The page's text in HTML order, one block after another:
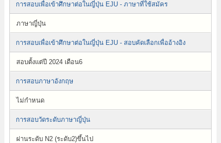
การสอบเพื่อเข้าศึกษาต่อในญี่ปุ่น EJU - ภาษาที่ใช้สมัคร
ภาษาญี่ปุ่น
การสอบเพื่อเข้าศึกษาต่อในญี่ปุ่น EJU - สอบคัดเลือกเพื่ออ้างอิง
สอบตั้งแต่ปี 2024 เดือน6
การสอบภาษาอังกฤษ
ไม่กำหนด
การสอบวัดระดับภาษาญี่ปุ่น
ผ่านระดับ N2 (ระดับ2)ขึ้นไป